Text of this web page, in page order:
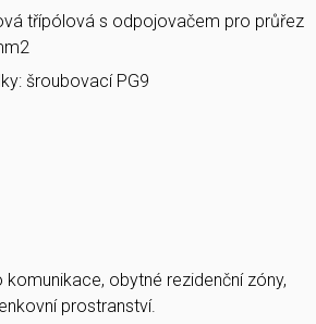
třípólová s odpojovačem pro průřez
šroubovací PG9
obytné rezidenční zóny,
prostranství.